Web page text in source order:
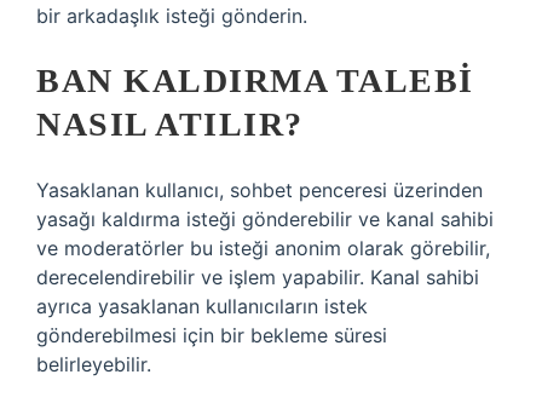
bir arkadaşlık isteği gönderin.
BAN KALDIRMA TALEBI
NASIL ATILIR?
Yasaklanan kullanıcı, sohbet penceresi üzerinden
yasağı kaldırma isteği gönderebilir ve kanal sahibi
ve moderatörler bu isteği anonim olarak görebilir,
derecelendirebilir ve işlem yapabilir. Kanal sahibi
ayrıca yasaklanan kullanıcıların istek
gönderebilmesi için bir bekleme süresi
belirleyebilir.